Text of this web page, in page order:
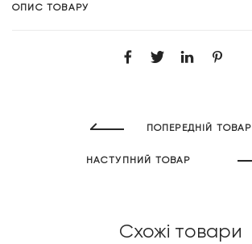
ОПИС ТОВАРУ
ПОПЕРЕДНІЙ ТОВАР
НАСТУПНИЙ ТОВАР
Схожі товари